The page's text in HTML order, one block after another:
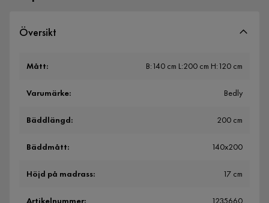
Översikt
Mått: B:140 cm L:200 cm H:120 cm
Varumärke: Bedly
Bäddlängd: 200 cm
Bäddmått: 140x200
Höjd på madrass: 17 cm
Artikelnummer: 1235660